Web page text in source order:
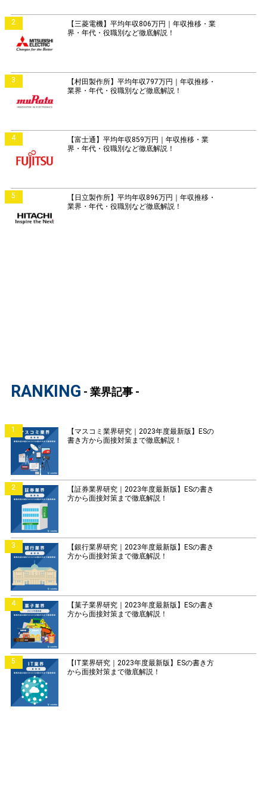
2
【三菱電機】平均年収806万円｜年収推移・業
界・年代・役職別など徹底解説！
3
【村田製作所】平均年収797万円｜年収推移・
業界・年代・役職別など徹底解説！
4
【富士通】平均年収859万円｜年収推移・業
界・年代・役職別など徹底解説！
5
【日立製作所】平均年収896万円｜年収推移・
業界・年代・役職別など徹底解説！
RANKING - 業界記事 -
1
【マスコミ業界研究｜2023年度最新版】ESの
書き方から面接対策まで徹底解説！
2
【証券業界研究｜2023年度最新版】ESの書き
方から面接対策まで徹底解説！
3
【銀行業界研究｜2023年度最新版】ESの書き
方から面接対策まで徹底解説！
4
【菓子業界研究｜2023年度最新版】ESの書き
方から面接対策まで徹底解説！
5
【IT業界研究｜2023年度最新版】ESの書き方
から面接対策まで徹底解説！